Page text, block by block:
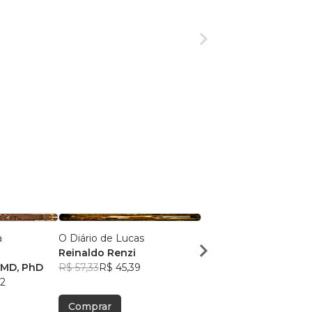
PhD
O Diário de Lucas
Reinaldo Renzi
R$ 57,33R$ 45,39
Comprar
Icedlav Adiemla